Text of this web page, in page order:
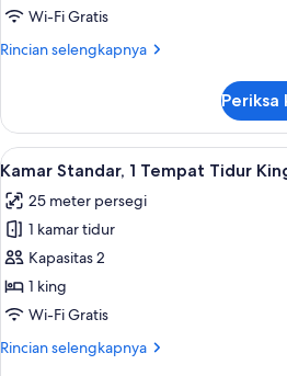
Wi-Fi Gratis
Rincian selengkapnya
Rincian
Kamar
Standar
Periksa
Lihat
semua
foto
untuk
Kamar
Standar,
1
Tidur
5
Kamar Standar, 1 Tempat Tidur
25 meter persegi
1 kamar tidur
Kapasitas 2
1 king
Wi-Fi Gratis
Rincian selengkapnya
Rincian